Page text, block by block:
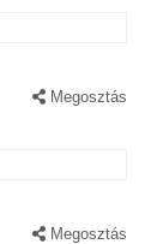
Megosztás
Megosztás